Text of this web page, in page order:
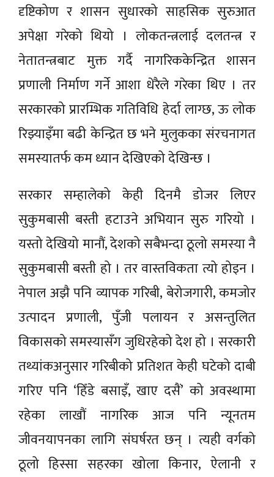
दृष्टिकोण र शासन सुधारको साहसिक सुरुआत
अपेक्षा गरेको थियो । लोकतन्त्रलाई दलतन्त्र र
नेतातन्त्रबाट मुक्त गर्दै नागरिककेन्द्रित शासन
प्रणाली निर्माण गर्ने आशा धेरैले गरेका थिए । तर
सरकारको प्रारम्भिक गतिविधि हेर्दा लाग्छ, ऊ लोक
रिझ्याइँमा बढी केन्द्रित छ भने मुलुकका संरचनागत
समस्यातर्फ कम ध्यान देखिएको देखिन्छ ।
सरकार सम्हालेको केही दिनमै डोजर लिएर
सुकुमबासी बस्ती हटाउने अभियान सुरु गरियो ।
यस्तो देखियो मानौं, देशको सबैभन्दा ठूलो समस्या नै
सुकुमबासी बस्ती हो । तर वास्तविकता त्यो होइन ।
नेपाल अझै पनि व्यापक गरिबी, बेरोजगारी, कमजोर
उत्पादन प्रणाली, पुँजी पलायन र असन्तुलित
विकासको समस्यासँग जुधिरहेको देश हो । सरकारी
तथ्यांकअनुसार गरिबीको प्रतिशत केही घटेको दाबी
गरिए पनि ‘हिँडे बसाइँ, खाए दसैं’ को अवस्थामा
रहेका लाखौं नागरिक आज पनि न्यूनतम
जीवनयापनका लागि संघर्षरत छन् । त्यही वर्गको
ठूलो हिस्सा सहरका खोला किनार, ऐलानी र